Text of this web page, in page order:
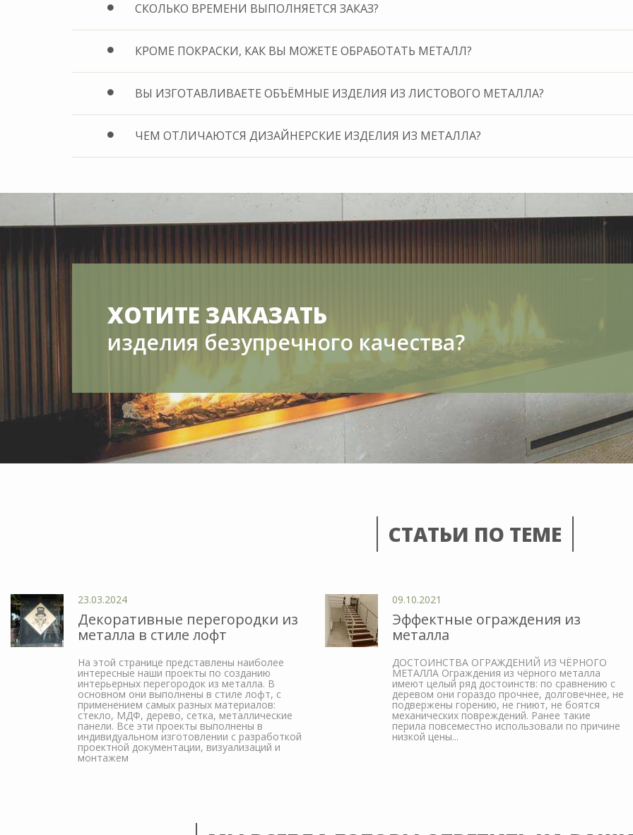
СКОЛЬКО ВРЕМЕНИ ВЫПОЛНЯЕТСЯ ЗАКАЗ?
КРОМЕ ПОКРАСКИ, КАК ВЫ МОЖЕТЕ ОБРАБОТАТЬ МЕТАЛЛ?
ВЫ ИЗГОТАВЛИВАЕТЕ ОБЪЁМНЫЕ ИЗДЕЛИЯ ИЗ ЛИСТОВОГО МЕТАЛЛА?
ЧЕМ ОТЛИЧАЮТСЯ ДИЗАЙНЕРСКИЕ ИЗДЕЛИЯ ИЗ МЕТАЛЛА?
ХОТИТЕ ЗАКАЗАТЬ
изделия безупречного качества?
СТАТЬИ ПО ТЕМЕ
23.03.2024
Декоративные перегородки из
металла в стиле лофт
На этой странице представлены наиболее
интересные наши проекты по созданию
интерьерных перегородок из металла. В
основном они выполнены в стиле лофт, с
применением самых разных материалов:
стекло, МДФ, дерево, сетка, металлические
панели. Все эти проекты выполнены в
индивидуальном изготовлении с разработкой
проектной документации, визуализаций и
монтажем
09.10.2021
Эффектные ограждения из
металла
ДОСТОИНСТВА ОГРАЖДЕНИЙ ИЗ ЧЁРНОГО
МЕТАЛЛА Ограждения из чёрного металла
имеют целый ряд достоинств: по сравнению с
деревом они гораздо прочнее, долговечнее, не
подвержены горению, не гниют, не боятся
механических повреждений. Ранее такие
перила повсеместно использовали по причине
низкой цены...